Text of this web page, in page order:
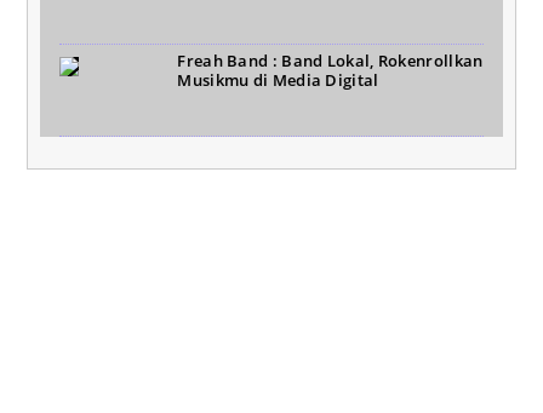
Freah Band : Band Lokal, Rokenrollkan
Musikmu di Media Digital